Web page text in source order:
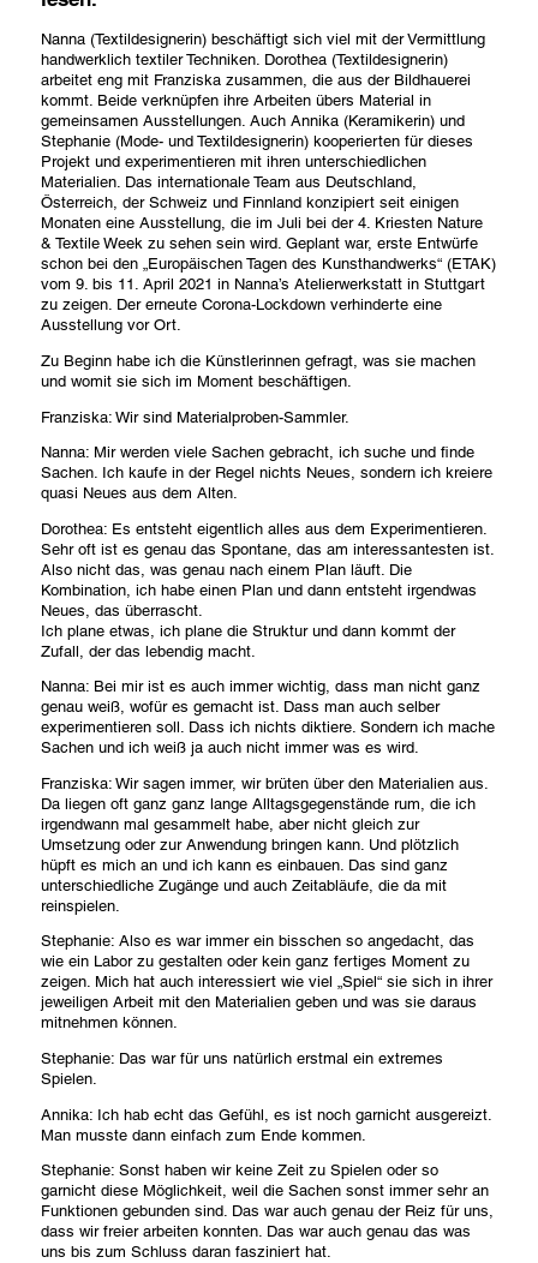
Nanna (Textildesignerin) beschäftigt sich viel mit der Vermittlung
handwerklich textiler Techniken. Dorothea (Textildesignerin)
arbeitet eng mit Franziska zusammen, die aus der Bildhauerei
kommt. Beide verknüpfen ihre Arbeiten übers Material in
gemeinsamen Ausstellungen. Auch Annika (Keramikerin) und
Stephanie (Mode- und Textildesignerin) kooperierten für dieses
Projekt und experimentieren mit ihren unterschiedlichen
Materialien. Das internationale Team aus Deutschland,
Österreich, der Schweiz und Finnland konzipiert seit einigen
Monaten eine Ausstellung, die im Juli bei der 4. Kriesten Nature
& Textile Week zu sehen sein wird. Geplant war, erste Entwürfe
schon bei den „Europäischen Tagen des Kunsthandwerks“ (ETAK)
vom 9. bis 11. April 2021 in Nanna’s Atelierwerkstatt in Stuttgart
zu zeigen. Der erneute Corona-Lockdown verhinderte eine
Ausstellung vor Ort.
Zu Beginn habe ich die Künstlerinnen gefragt, was sie machen
und womit sie sich im Moment beschäftigen.
Franziska: Wir sind Materialproben-Sammler.
Nanna: Mir werden viele Sachen gebracht, ich suche und finde
Sachen. Ich kaufe in der Regel nichts Neues, sondern ich kreiere
quasi Neues aus dem Alten.
Dorothea: Es entsteht eigentlich alles aus dem Experimentieren.
Sehr oft ist es genau das Spontane, das am interessantesten ist.
Also nicht das, was genau nach einem Plan läuft. Die
Kombination, ich habe einen Plan und dann entsteht irgendwas
Neues, das überrascht.
Ich plane etwas, ich plane die Struktur und dann kommt der
Zufall, der das lebendig macht.
Nanna: Bei mir ist es auch immer wichtig, dass man nicht ganz
genau weiß, wofür es gemacht ist. Dass man auch selber
experimentieren soll. Dass ich nichts diktiere. Sondern ich mache
Sachen und ich weiß ja auch nicht immer was es wird.
Franziska: Wir sagen immer, wir brüten über den Materialien aus.
Da liegen oft ganz ganz lange Alltagsgegenstände rum, die ich
irgendwann mal gesammelt habe, aber nicht gleich zur
Umsetzung oder zur Anwendung bringen kann. Und plötzlich
hüpft es mich an und ich kann es einbauen. Das sind ganz
unterschiedliche Zugänge und auch Zeitabläufe, die da mit
reinspielen.
Stephanie: Also es war immer ein bisschen so angedacht, das
wie ein Labor zu gestalten oder kein ganz fertiges Moment zu
zeigen. Mich hat auch interessiert wie viel „Spiel“ sie sich in ihrer
jeweiligen Arbeit mit den Materialien geben und was sie daraus
mitnehmen können.
Stephanie: Das war für uns natürlich erstmal ein extremes
Spielen.
Annika: Ich hab echt das Gefühl, es ist noch garnicht ausgereizt.
Man musste dann einfach zum Ende kommen.
Stephanie: Sonst haben wir keine Zeit zu Spielen oder so
garnicht diese Möglichkeit, weil die Sachen sonst immer sehr an
Funktionen gebunden sind. Das war auch genau der Reiz für uns,
dass wir freier arbeiten konnten. Das war auch genau das was
uns bis zum Schluss daran fasziniert hat.
aktuelle News und interessante Kurse nicht zu verpassen.
Den Newsletter erhalten Sie anschließend 1x monatlich.
Vorname
Nachname
E-Mail-Adresse
schließen abschicken